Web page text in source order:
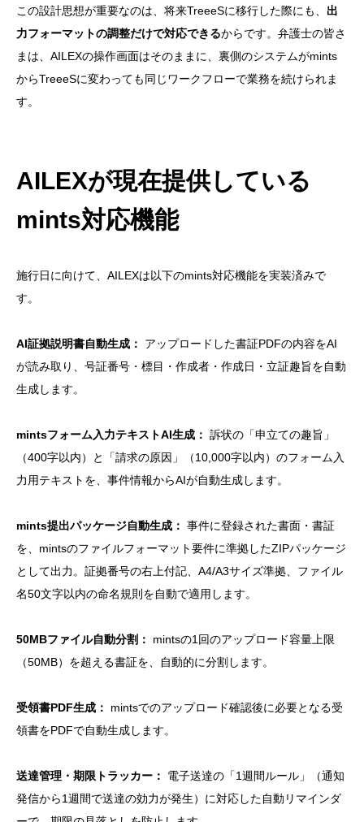
この設計思想が重要なのは、将来TreeeSに移行した際にも、 出
力フォーマットの調整だけで対応できるからです。弁護士の皆さ
まは、AILEXの操作画面はそのままに、裏側のシステムがmints
からTreeeSに変わっても同じワークフローで業務を続けられま
す。
AILEXが現在提供している
mints対応機能
施行日に向けて、AILEXは以下のmints対応機能を実装済みで
す。
AI証拠説明書自動生成：
アップロードした書証PDFの内容をAI
が読み取り、号証番号・標目・作成者・作成日・立証趣旨を自動
生成します。
mintsフォーム入力テキストAI生成： 訴状の「申立ての趣旨」
（400字以内）と「請求の原因」（10,000字以内）のフォーム入
力用テキストを、事件情報からAIが自動生成します。
mints提出パッケージ自動生成： 事件に登録された書面・書証
を、mintsのファイルフォーマット要件に準拠したZIPパッケージ
として出力。証拠番号の右上付記、A4/A3サイズ準拠、ファイル
名50文字以内の命名規則を自動で適用します。
50MBファイル自動分割：
mintsの1回のアップロード容量上限
（50MB）を超える書証を、自動的に分割します。
受領書PDF生成：
mintsでのアップロード確認後に必要となる受
領書をPDFで自動生成します。
送達管理・期限トラッカー：
電子送達の「1週間ルール」（通知
発信から1週間で送達の効力が発生）に対応した自動リマインダ